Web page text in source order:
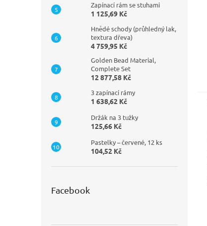
Zapínací rám se stuhami
1 125,69 Kč
Hnědé schody (průhledný lak,
textura dřeva)
4 759,95 Kč
Golden Bead Material,
Complete Set
12 877,58 Kč
3 zapínací rámy
1 638,62 Kč
Držák na 3 tužky
125,66 Kč
Pastelky – červené, 12 ks
104,52 Kč
Facebook